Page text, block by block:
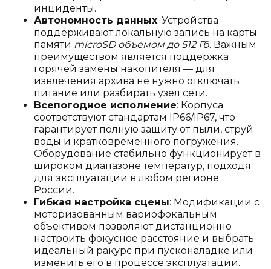
инциденты.
Автономность данных: Устройства
поддерживают локальную запись на карты
памяти microSD объемом до 512 Гб. Важным
преимуществом является поддержка
горячей замены накопителя — для
извлечения архива не нужно отключать
питание или разбирать узел сети.
Всепогодное исполнение: Корпуса
соответствуют стандартам IP66/IP67, что
гарантирует полную защиту от пыли, струй
воды и кратковременного погружения.
Оборудование стабильно функционирует в
широком диапазоне температур, подходя
для эксплуатации в любом регионе
России.
Гибкая настройка сцены: Модификации с
моторизованным вариофокальным
объективом позволяют дистанционно
настроить фокусное расстояние и выбрать
идеальный ракурс при пусконаладке или
изменить его в процессе эксплуатации.